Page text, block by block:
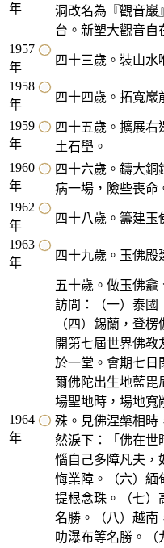
年
洞改名為『觀音巖
台。新塑大觀音自
1957
年
四十三歲。裝山水
1958
年
四十四歲。拓寬巖
1959
年
四十五歲。擴展右
土石壆。
1960
年
四十六歲。鑄大銅
病一場，險些喪命
1962
年
四十八歲。籌建玉
1963
年
四十九歲。玉佛殿
1964
年
五十歲。做玉佛龕
訪問：（一）泰國
（四）錫蘭，登
開第七屆世界佛教
於一堂。會期七日
爾佛陀出生地藍毘
場聖地時，場地寬
殊。見佛涅槃相時
然淚下：「佛在世
惱自己多障凡夫，
悔業障。（六）緬
提根念珠。（七）
名勝。（八）越南
叻瀑布等名勝。（